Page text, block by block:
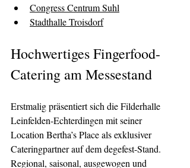
Congress Centrum Suhl
Stadthalle Troisdorf
Hochwertiges Fingerfood-
Catering am Messestand
Erstmalig präsentiert sich die Filderhalle
Leinfelden-Echterdingen mit seiner
Location Bertha’s Place als exklusiver
Cateringpartner auf dem degefest-Stand.
Regional, saisonal, ausgewogen und